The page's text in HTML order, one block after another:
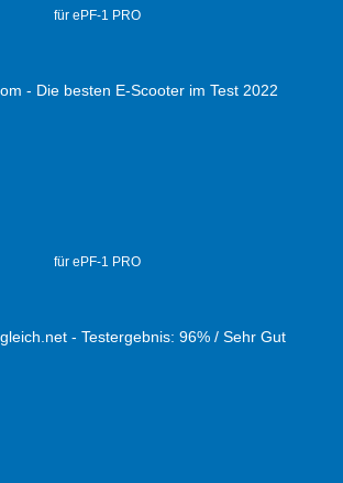
für ePF-1 PRO
für ePF-1 PRO